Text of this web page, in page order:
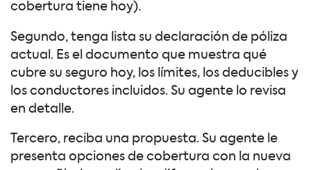
cobertura tiene hoy).
Segundo, tenga lista su declaración de póliza
actual. Es el documento que muestra qué
cubre su seguro hoy, los límites, los deducibles y
los conductores incluidos. Su agente lo revisa
en detalle.
Tercero, reciba una propuesta. Su agente le
presenta opciones de cobertura con la nueva